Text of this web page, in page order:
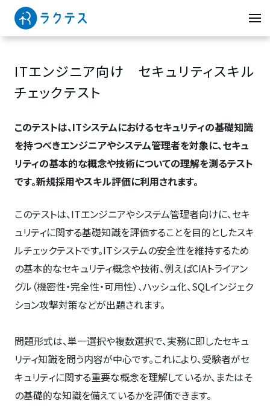
ITエンジニア向け セキュリティスキル
チェックテスト
このテストは、ITシステムにおけるセキュリティの基礎知識
を持つべきエンジニアやシステム管理者を対象に、セキュ
リティの基本的な概念や技術についての理解を測るテスト
です。新規採用やスキル評価に利用されます。
このテストは、ITエンジニアやシステム管理者向けに、セキ
ュリティに関する基礎知識を評価することを目的としたスキ
ルチェックテストです。ITシステムの安全性を維持するため
の基本的なセキュリティ概念や技術、例えばCIAトライアン
グル（機密性・完全性・可用性）、ハッシュ化、SQLインジェク
ション攻撃対策などが出題されます。
問題形式は、単一選択や複数選択で、実務に即したセキュ
リティ知識を問う内容が中心です。これにより、受験者がセ
キュリティに関する重要な概念を理解しているか、またはそ
の基礎的な知識を備えているかを評価できます。